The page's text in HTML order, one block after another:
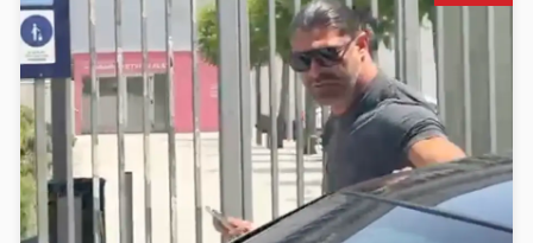
Pokretanje videa...